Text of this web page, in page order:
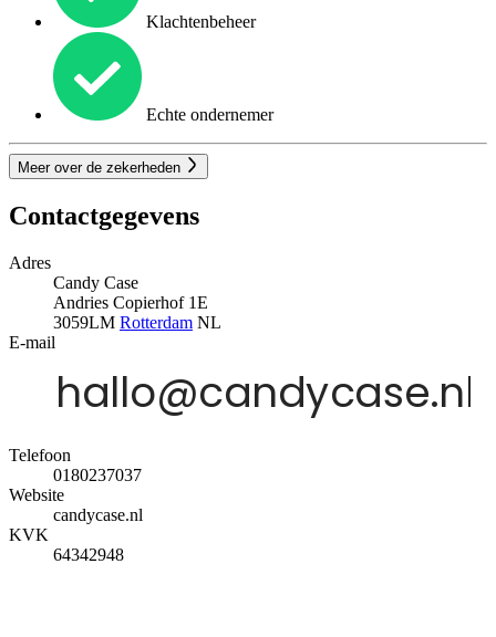
Klachtenbeheer
Echte ondernemer
Meer over de zekerheden
Contactgegevens
Adres
Candy Case
Andries Copierhof 1E
3059LM Rotterdam NL
E-mail
Telefoon
0180237037
Website
candycase.nl
KVK
64342948